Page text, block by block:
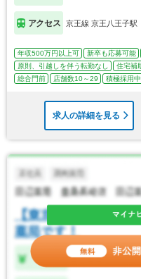
アクセス 京王線 京王八王子駅
年収500万円以上可 新卒も応募可能
原則、引越しを伴う転勤なし
住宅補
総合門前
店舗数10～29 積極採用中
求人の詳細を見る